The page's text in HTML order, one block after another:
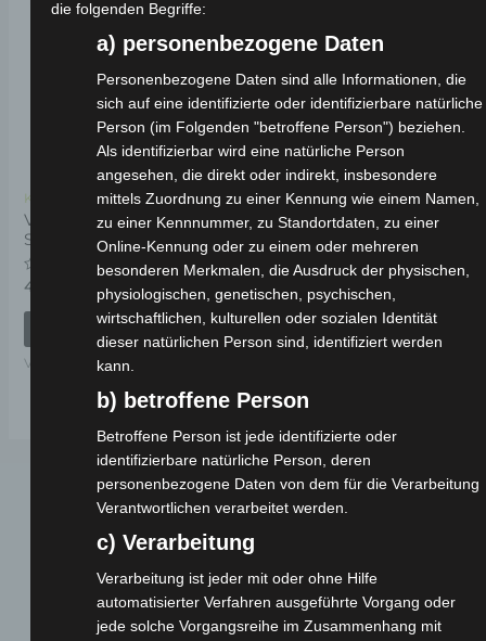
Kostenloser Versand
VSX SITZUNTERE
SEITENPANEL LINKS
Bewertet
0
49,00
IN DEN WARENKORB
VSX
die folgenden Begriffe:
a) personenbezogene Daten
Personenbezogene Daten sind alle Informationen, die
sich auf eine identifizierte oder identifizierbare natürliche
Person (im Folgenden "betroffene Person") beziehen.
Als identifizierbar wird eine natürliche Person
angesehen, die direkt oder indirekt, insbesondere
mittels Zuordnung zu einer Kennung wie einem Namen,
zu einer Kennnummer, zu Standortdaten, zu einer
Online-Kennung oder zu einem oder mehreren
besonderen Merkmalen, die Ausdruck der physischen,
physiologischen, genetischen, psychischen,
wirtschaftlichen, kulturellen oder sozialen Identität
dieser natürlichen Person sind, identifiziert werden
kann.
b) betroffene Person
Betroffene Person ist jede identifizierte oder
identifizierbare natürliche Person, deren
personenbezogene Daten von dem für die Verarbeitung
Verantwortlichen verarbeitet werden.
c) Verarbeitung
Verarbeitung ist jeder mit oder ohne Hilfe
automatisierter Verfahren ausgeführte Vorgang oder
jede solche Vorgangsreihe im Zusammenhang mit